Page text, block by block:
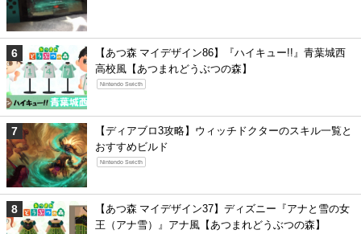
【あつ森 マイデザイン86】『ハイキュー!!』青葉城西
高校風【あつまれどうぶつの森】
Nintendo Swicth
【ディアブロ3攻略】ウィッチドクターのスキル一覧と
おすすめビルド
Nintendo Swicth
【あつ森 マイデザイン37】ディズニー『アナと雪の女
王（アナ雪）』アナ風【あつまれどうぶつの森】